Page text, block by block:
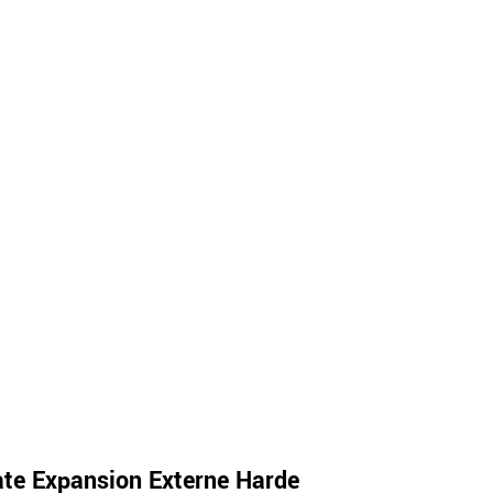
Expansion Externe Harde